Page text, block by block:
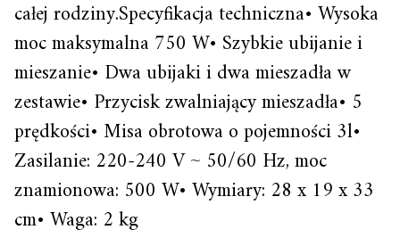
całej rodziny.Specyfikacja techniczna• Wysoka
moc maksymalna 750 W• Szybkie ubijanie i
mieszanie• Dwa ubijaki i dwa mieszadła w
zestawie• Przycisk zwalniający mieszadła• 5
prędkości• Misa obrotowa o pojemności 3l•
Zasilanie: 220-240 V ~ 50/60 Hz, moc
znamionowa: 500 W• Wymiary: 28 x 19 x 33
cm• Waga: 2 kg